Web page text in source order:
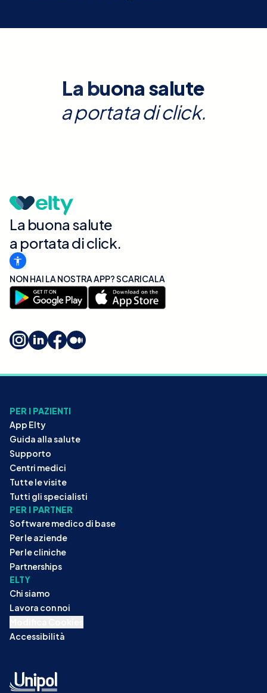
La buona salute
a portata di click.
La buona salute
a portata di click.
NON HAI LA NOSTRA APP? SCARICALA
PER I PAZIENTI
App Elty
Guida alla salute
Supporto
Centri medici
Tutte le visite
Tutti gli specialisti
PER I PARTNER
Software medico di base
Per le aziende
Per le cliniche
Partnerships
ELTY
Chi siamo
Lavora con noi
Accessibilità